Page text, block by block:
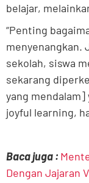
belajar,
“Penting
menyenangkan.
sekolah, siswa
sekarang
yang
joyful learning,
Baca juga :
Dengan Jajaran